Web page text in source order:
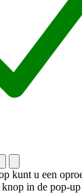
kunt u een
in de pop-